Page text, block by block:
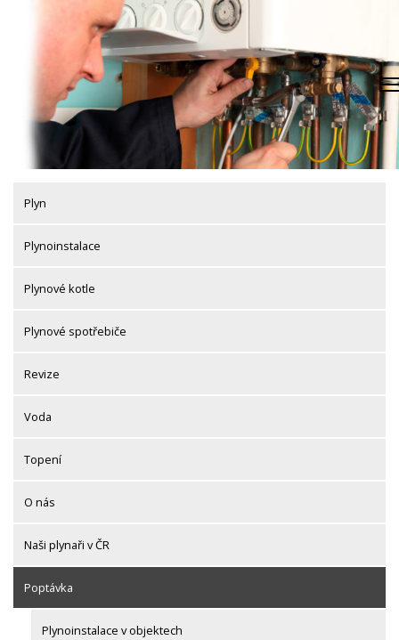
Plyn
Plynoinstalace
Plynové kotle
Plynové spotřebiče
Revize
Voda
Topení
O nás
Naši plynaři v ČR
Poptávka
Plynoinstalace v objektech